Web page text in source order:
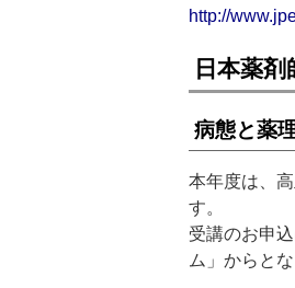
http://
日本薬
病態と薬
本年度は、
す。
受講のお申
ム」からと